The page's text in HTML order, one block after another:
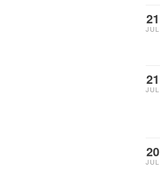
21
JUL
21
JUL
20
JUL